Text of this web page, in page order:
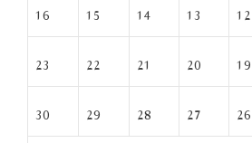
12
13
14
15
16
19
20
21
22
23
26
27
28
29
30